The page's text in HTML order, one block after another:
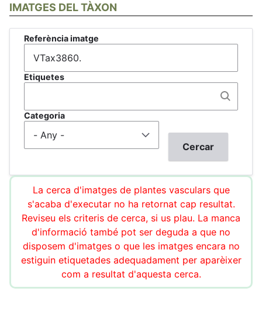
IMATGES DEL TÀXON
Referència imatge
Etiquetes
Categoria
La cerca d'imatges de plantes vasculars que
s'acaba d'executar no ha retornat cap resultat.
Reviseu els criteris de cerca, si us plau. La manca
d'informació també pot ser deguda a que no
disposem d'imatges o que les imatges encara no
estiguin etiquetades adequadament per aparèixer
com a resultat d'aquesta cerca.